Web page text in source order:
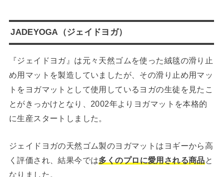
JADEYOGA（ジェイドヨガ）
『ジェイドヨガ』は元々天然ゴムを使った絨毯の滑り止
め用マットを製造していましたが、その滑り止め用マッ
トをヨガマットとして使用しているヨガの生徒を見たこ
とがきっかけとなり、2002年よりヨガマットを本格的
に生産スタートしました。
ジェイドヨガの天然ゴム製のヨガマットはヨギーから高
く評価され、結果今では多くのプロに愛用される商品と
なりました。